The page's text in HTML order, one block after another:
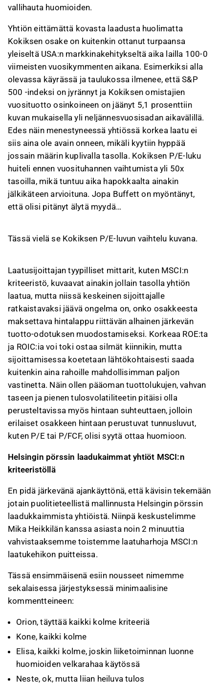
vallihauta huomioiden.
Yhtiön eittämättä kovasta laadusta huolimatta
Kokiksen osake on kuitenkin ottanut turpaansa
yleiseltä USA:n markkinakehitykseltä aika lailla 100-0
viimeisten vuosikymmenten aikana. Esimerkiksi alla
olevassa käyrässä ja taulukossa ilmenee, että S&P
500 -indeksi on jyrännyt ja Kokiksen omistajien
vuosituotto osinkoineen on jäänyt 5,1 prosenttiin
kuvan mukaisella yli neljännesvuosisadan aikavälillä.
Edes näin menestyneessä yhtiössä korkea laatu ei
siis aina ole avain onneen, mikäli kyytiin hyppää
jossain määrin kuplivalla tasolla. Kokiksen P/E-luku
huiteli ennen vuosituhannen vaihtumista yli 50x
tasoilla, mikä tuntuu aika hapokkaalta ainakin
jälkikäteen arvioituna. Jopa Buffett on myöntänyt,
että olisi pitänyt älytä myydä…
Tässä vielä se Kokiksen P/E-luvun vaihtelu kuvana.
Laatusijoittajan tyypilliset mittarit, kuten MSCI:n
kriteeristö, kuvaavat ainakin jollain tasolla yhtiön
laatua, mutta niissä keskeinen sijoittajalle
ratkaistavaksi jäävä ongelma on, onko osakkeesta
maksettava hintalappu riittävän alhainen järkevän
tuotto-odotuksen muodostamiseksi. Korkeaa ROE:ta
ja ROIC:ia voi toki ostaa silmät kiinnikin, mutta
sijoittamisessa koetetaan lähtökohtaisesti saada
kuitenkin aina rahoille mahdollisimman paljon
vastinetta. Näin ollen pääoman tuottolukujen, vahvan
taseen ja pienen tulosvolatiliteetin pitäisi olla
perusteltavissa myös hintaan suhteuttaen, jolloin
erilaiset osakkeen hintaan perustuvat tunnusluvut,
kuten P/E tai P/FCF, olisi syytä ottaa huomioon.
Helsingin pörssin laadukaimmat yhtiöt MSCI:n
kriteeristöllä
En pidä järkevänä ajankäyttönä, että kävisin tekemään
jotain puolitieteellistä mallinnusta Helsingin pörssin
laadukkaimmista yhtiöistä. Niinpä keskustelimme
Mika Heikkilän kanssa asiasta noin 2 minuuttia
vahvistaaksemme toistemme laatuharhoja MSCI:n
laatukehikon puitteissa.
Tässä ensimmäisenä esiin nousseet nimemme
sekalaisessa järjestyksessä minimaalisine
kommentteineen:
Orion, täyttää kaikki kolme kriteeriä
Kone, kaikki kolme
Elisa, kaikki kolme, joskin liiketoiminnan luonne
huomioiden velkarahaa käytössä
Neste, ok, mutta liian heiluva tulos